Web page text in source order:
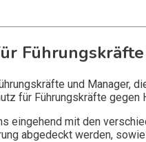
und Manager,
für Führungskräfte
eingehend mit den
abgedeckt werden,